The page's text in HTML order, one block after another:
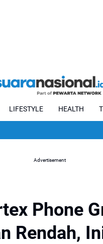
LIFESTYLE HEALTH
Advertisement
Phone
Rendah,